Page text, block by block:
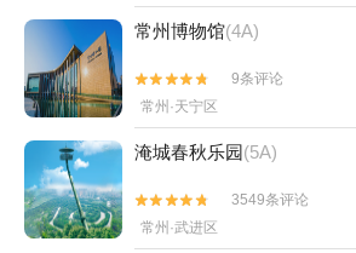
常州博物馆(4A)


9条评论
常州·天宁区
淹城春秋乐园(5A)


3549条评论
常州·武进区